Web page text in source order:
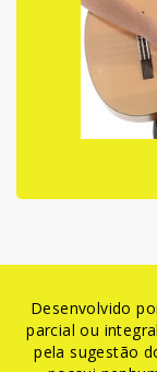
Desenvolvido
parcial ou integral - 2019 | Todos os
pela sugestão